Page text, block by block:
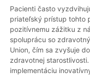
Pacienti často
priateľský prístup tohto
pozitívnemu zážitku z
spoluprácu so
Union, čím sa zvyšuje
zdravotnej
implementáciu